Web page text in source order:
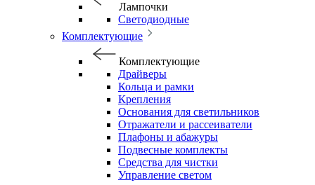
Лампочки
Светодиодные
Комплектующие
Комплектующие
Драйверы
Кольца и рамки
Крепления
Основания для светильников
Отражатели и рассеиватели
Плафоны и абажуры
Подвесные комплекты
Средства для чистки
Управление светом